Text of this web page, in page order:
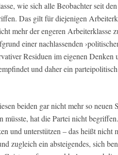
wie sich alle Beobachter seit
Das gilt für diejenigen
mehr der engeren Arbeiterklasse
einer nachlassenden
Residuen im eigenen Denken
und daher ein
beiden gar nicht mehr so
müsste, hat die Partei nicht
und unterstützen – das heißt
zugleich ein absteigendes, sich